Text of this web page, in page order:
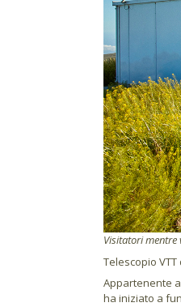
Visitatori
Telescopio
Appartenente
ha iniziato a